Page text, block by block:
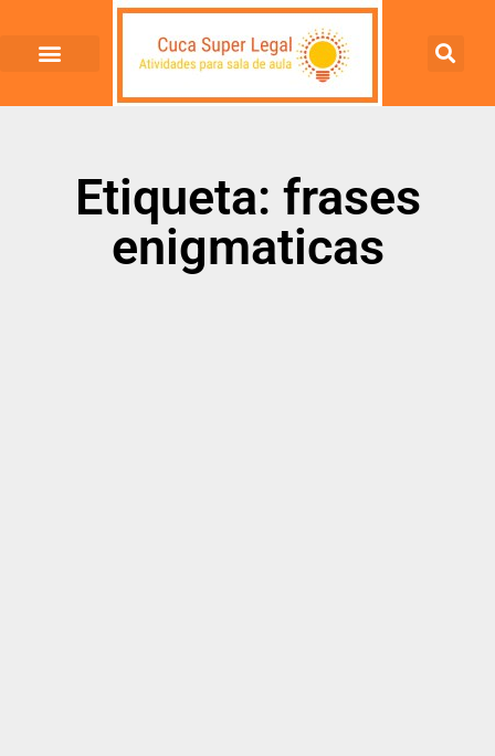
Etiqueta: frases
enigmaticas